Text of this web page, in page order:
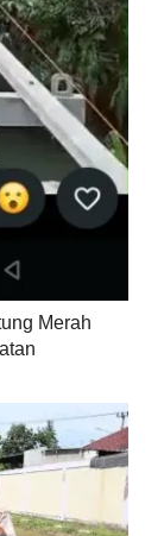
Merah